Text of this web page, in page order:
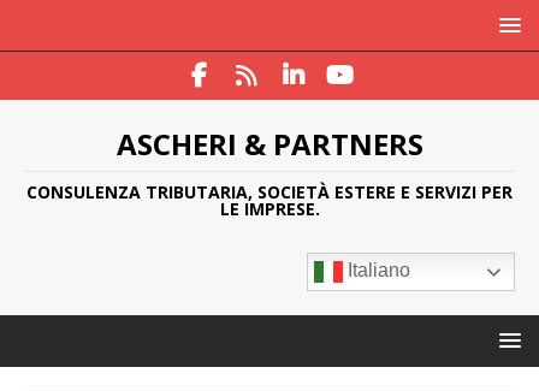
ASCHERI & PARTNERS
CONSULENZA TRIBUTARIA, SOCIETÀ ESTERE E SERVIZI PER
LE IMPRESE.
Italiano